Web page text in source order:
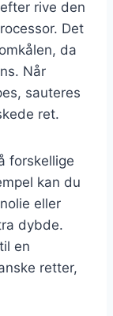
rive den
Det
da
Når
sauteres
ret.
forskellige
kan du
eller
dybde.
en
retter,